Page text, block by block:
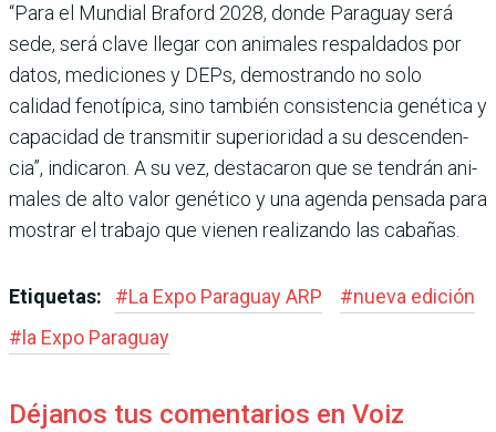
“Para el Mundial Braford 2028, donde Paraguay será
sede, será clave llegar con animales res­paldados por
datos, medicio­nes y DEPs, demostrando no solo
calidad fenotípica, sino también consistencia gené­tica y
capacidad de transmitir superioridad a su descenden­
cia”, indicaron. A su vez, des­tacaron que se tendrán ani­
males de alto valor genético y una agenda pensada para
mos­trar el trabajo que vienen rea­lizando las cabañas.
Etiquetas: #La Expo Paraguay ARP #nueva edición
# la Expo Paraguay
Déjanos tus comentarios en Voiz